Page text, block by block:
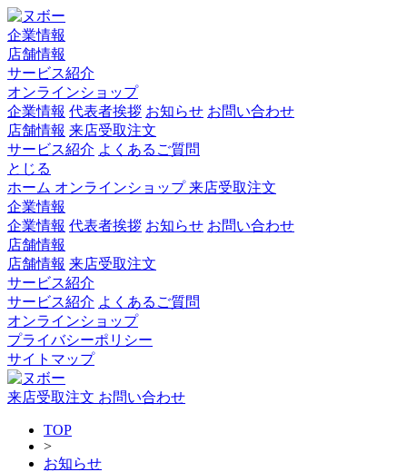
企業情報
店舗情報
サービス紹介
オンラインショップ
企業情報 代表者挨拶 お知らせ お問い合わせ
店舗情報 来店受取注文
サービス紹介 よくあるご質問
とじる
ホーム オンラインショップ来店受取注文
企業情報
企業情報 代表者挨拶 お知らせ お問い合わせ
店舗情報
店舗情報 来店受取注文
サービス紹介
サービス紹介 よくあるご質問
オンラインショップ
プライバシーポリシー
サイトマップ
来店受取注文 お問い合わせ
TOP
>
お知らせ